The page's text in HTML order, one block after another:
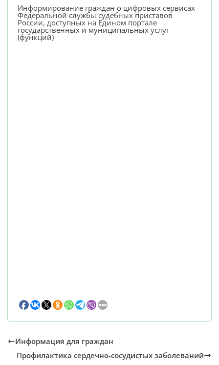
Информирование граждан о цифровых сервисах
Федеральной службы судебных приставов
России, доступных на Едином портале
государственных и муниципальных услуг
(функций)
Информация для граждан
Профилактика сердечно-сосудистых заболеваний